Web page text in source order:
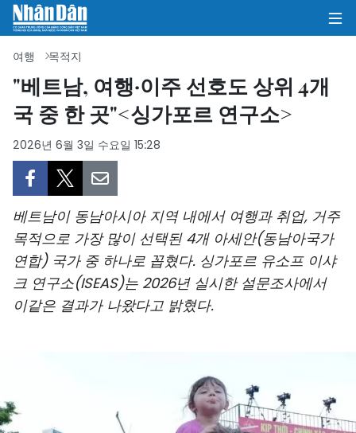
집
정치
비즈니스
사회
환경
여행 목적지
"베트남, 여행·이주 선호도 상위 4개
국 중 한 곳"<싱가포르 연구소>
2026년 6월 3일 수요일 15:28
베트남이 동남아시아 지역 내에서 여행과 취업, 거주
목적으로 가장 많이 선택된 4개 아세안(동남아국가
연합) 국가 중 하나로 꼽혔다. 싱가포르 유소프 이샤
크 연구소(ISEAS)는 2026년 실시한 설문조사에서
이같은 결과가 나왔다고 밝혔다.